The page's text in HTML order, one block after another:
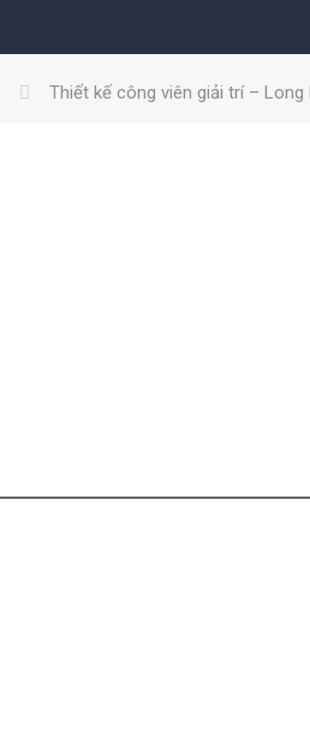
Thiết kế công viên giải trí – Long